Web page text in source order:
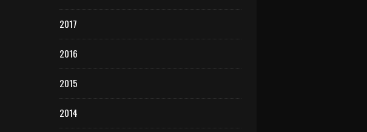
2017
2016
2015
2014